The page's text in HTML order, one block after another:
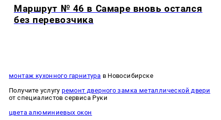
Маршрут № 46 в Самаре вновь остался
без перевозчика
монтаж кухонного гарнитура в Новосибирске
Получите услугуремонт дверного замка металлической двери
от специалистов сервиса Руки
цвета алюминиевых окон